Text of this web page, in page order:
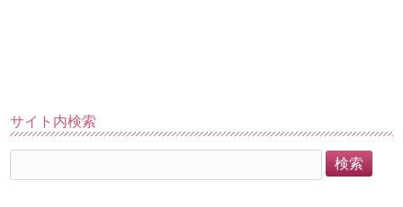
サイト内検索